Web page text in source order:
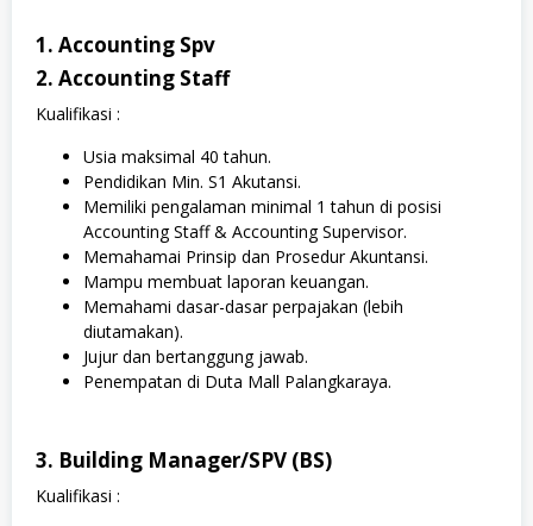
1. Accounting Spv
2. Accounting Staff
Kualifikasi :
Usia maksimal 40 tahun.
Pendidikan Min. S1 Akutansi.
Memiliki pengalaman minimal 1 tahun di posisi
Accounting Staff & Accounting Supervisor.
Memahamai Prinsip dan Prosedur Akuntansi.
Mampu membuat laporan keuangan.
Memahami dasar-dasar perpajakan (lebih
diutamakan).
Jujur dan bertanggung jawab.
Penempatan di Duta Mall Palangkaraya.
3. Building Manager/SPV (BS)
Kualifikasi :